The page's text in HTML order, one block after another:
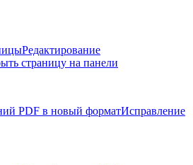
Редактирование
страницу на панели
PDF в новый форматИсправление